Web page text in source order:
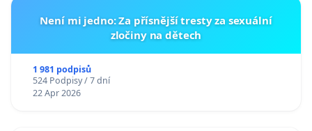
Není mi jedno: Za přísnější tresty za sexuální
zločiny na dětech
1 981 podpisů
524 Podpisy / 7 dní
22 Apr 2026